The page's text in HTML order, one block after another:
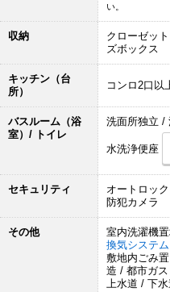
い。
収納
クローゼッ
ズボックス
キッチン（台
所）
コンロ2口以
バスルーム（浴
室）/ トイレ
洗面所独立 /
水洗浄便座
セキュリティ オートロッ
防犯カメラ
その他 室内洗濯機
換気システム
敷地内ごみ
造 / 都市ガ
上水道 / 下水